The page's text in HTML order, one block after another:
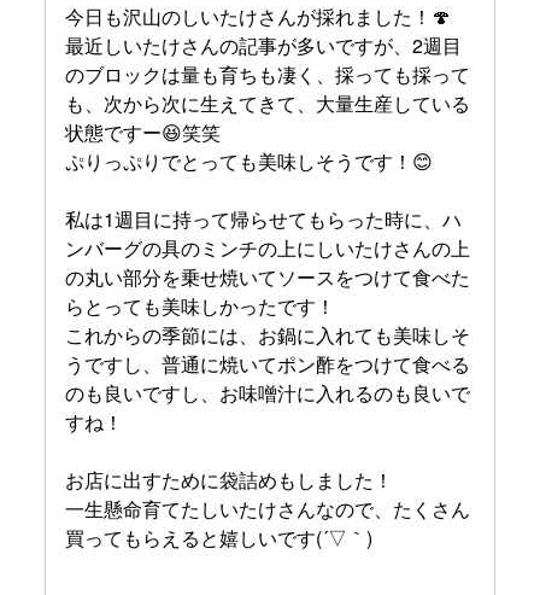
今日も沢山のしいたけさんが採れました！🍄
最近しいたけさんの記事が多いですが、2週目
のブロックは量も育ちも凄く、採っても採って
も、次から次に生えてきて、大量生産している
状態ですー😆笑笑
ぷりっぷりでとっても美味しそうです！😊
私は1週目に持って帰らせてもらった時に、ハ
ンバーグの具のミンチの上にしいたけさんの上
の丸い部分を乗せ焼いてソースをつけて食べた
らとっても美味しかったです！
これからの季節には、お鍋に入れても美味しそ
うですし、普通に焼いてポン酢をつけて食べる
のも良いですし、お味噌汁に入れるのも良いで
すね！
お店に出すために袋詰めもしました！
一生懸命育てたしいたけさんなので、たくさん
買ってもらえると嬉しいです(´▽｀)